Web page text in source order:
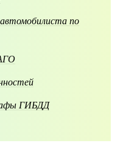
по
ГИБДД